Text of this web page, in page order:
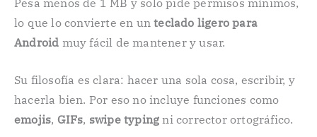
lo que lo convierte en unteclado ligero para
Android muy fácil de mantener y usar.
Su filosofía es clara: hacer una sola cosa, escribir, y
hacerla bien. Por eso no incluye funciones como
emojis, GIFs, swipe typing ni corrector ortográfico.